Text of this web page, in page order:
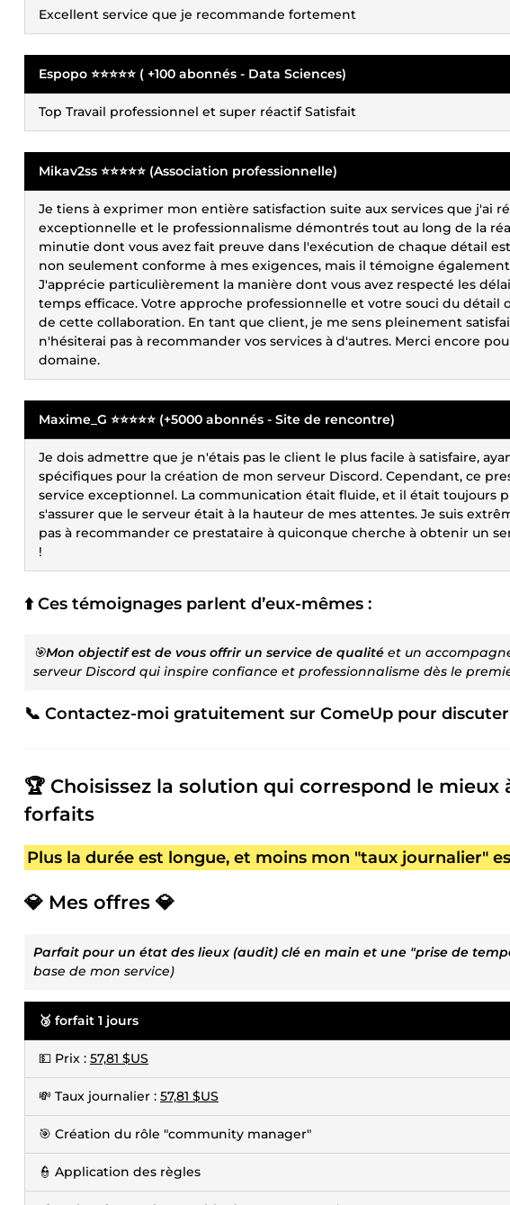
Excellent service que je recommande fortement
Espopo ⭐⭐⭐⭐⭐ ( +100 abonnés - Data Sciences)
Top Travail professionnel et super réactif Satisfait
Mikav2ss ⭐⭐⭐⭐⭐ (Association professionnelle)
Je tiens à exprimer mon entière satisfaction suite aux services que j'ai
exceptionnelle et le professionnalisme démontrés tout au long de la
minutie dont vous avez fait preuve dans l'exécution de chaque détail
non seulement conforme à mes exigences, mais il témoigne
J'apprécie particulièrement la manière dont vous avez respecté les
temps efficace. Votre approche professionnelle et votre souci du
de cette collaboration. En tant que client, je me sens pleinement
n'hésiterai pas à recommander vos services à d'autres. Merci encore
domaine.
Maxime_G ⭐⭐⭐⭐⭐ (+5000 abonnés - Site de rencontre)
Je dois admettre que je n'étais pas le client le plus facile à satisfaire,
spécifiques pour la création de mon serveur Discord. Cependant, ce
service exceptionnel. La communication était fluide, et il était toujours
s'assurer que le serveur était à la hauteur de mes attentes. Je suis
pas à recommander ce prestataire à quiconque cherche à obtenir un
!
⬆️ Ces témoignages parlent d’eux-mêmes :
🎯Mon objectif est de vous offrir un service de qualité et un
serveur Discord qui inspire confiance et professionnalisme dès le
📞 Contactez-moi gratuitement sur ComeUp pour
🏆 Choisissez la solution qui correspond le mieux
forfaits
Plus la durée est longue, et moins mon "taux journalier"
💎 Mes offres 💎
Parfait pour un état des lieux (audit) clé en main et une "prise de
base de mon service)
🥉 forfait 1 jours
💵 Prix : 57,81 $US
💸 Taux journalier : 57,81 $US
🎯 Création du rôle "community manager"
👮 Application des règles